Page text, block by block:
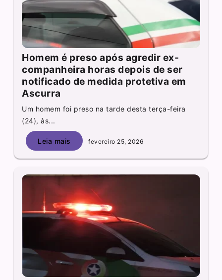
Homem é preso após agredir ex-
companheira horas depois de ser
notificado de medida protetiva em
Ascurra
Um homem foi preso na tarde desta terça-feira
(24), às...
Leia mais fevereiro 25, 2026